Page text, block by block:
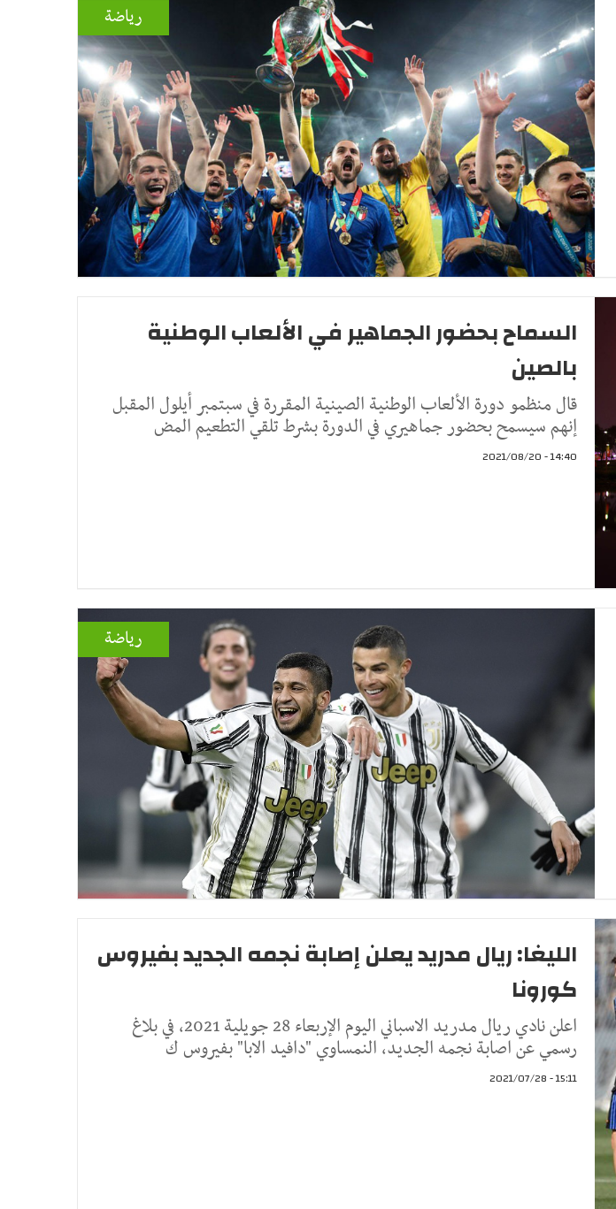
رياضة
السماح بحضور الجماهير في الألعاب الوطنية
بالصين
قال منظمو دورة الألعاب الوطنية الصينية المقررة في سبتمبر أيلول المقبل
إنهم سيسمح بحضور جماهيري في الدورة بشرط تلقي التطعيم المض
14:40 - 2021/08/20
رياضة
الليغا: ريال مدريد يعلن إصابة نجمه الجديد بفيروس
كورونا
اعلن نادي ريال مدريد الاسباني اليوم الإربعاء 28 جويلية 2021، في بلاغ
رسمي عن اصابة نجمه الجديد، النمساوي "دافيد الابا" بفيروس ك
15:11 - 2021/07/28